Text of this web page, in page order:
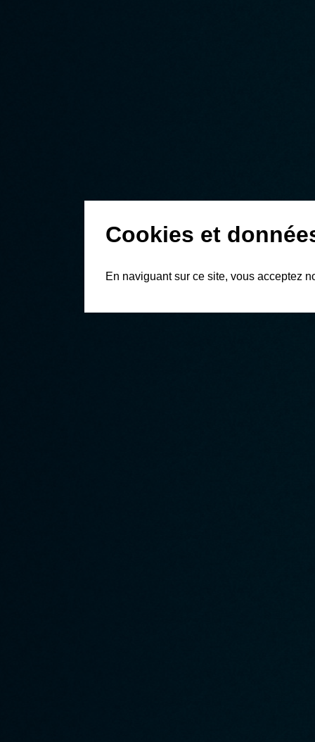
Cookies et
En naviguant sur ce site, vous acceptez